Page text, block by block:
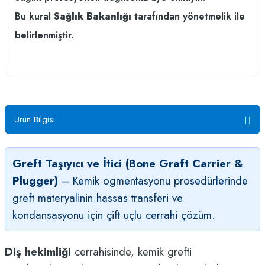
Bu kural Sağlık Bakanlığı tarafından yönetmelik ile
belirlenmiştir.
Ürün Bilgisi
Greft Taşıyıcı ve İtici (Bone Graft Carrier &
Plugger) – Kemik ogmentasyonu prosedürlerinde
greft materyalinin hassas transferi ve
kondansasyonu için çift uçlu cerrahi çözüm.
Diş hekimliği cerrahisinde, kemik grefti